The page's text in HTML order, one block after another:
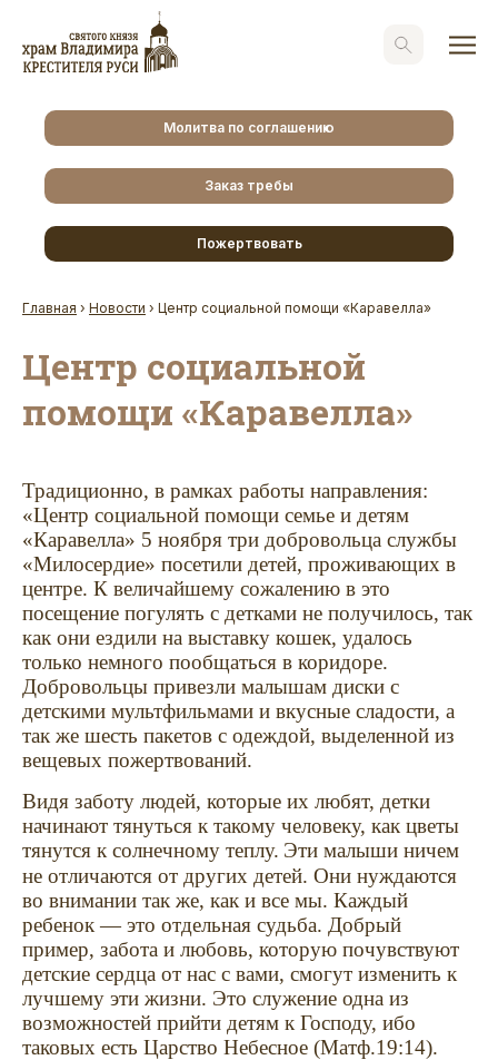
Молитва по соглашению
Заказ требы
Пожертвовать
Главная › Новости › Центр социальной помощи «Каравелла»
Центр социальной
помощи «Каравелла»
Традиционно, в рамках работы направления:
«Центр социальной помощи семье и детям
«Каравелла» 5 ноября три добровольца службы
«Милосердие» посетили детей, проживающих в
центре. К величайшему сожалению в это
посещение погулять с детками не получилось, так
как они ездили на выставку кошек, удалось
только немного пообщаться в коридоре.
Добровольцы привезли малышам диски с
детскими мультфильмами и вкусные сладости, а
так же шесть пакетов с одеждой, выделенной из
вещевых пожертвований.
Видя заботу людей, которые их любят, детки
начинают тянуться к такому человеку, как цветы
тянутся к солнечному теплу. Эти малыши ничем
не отличаются от других детей. Они нуждаются
во внимании так же, как и все мы. Каждый
ребенок — это отдельная судьба. Добрый
пример, забота и любовь, которую почувствуют
детские сердца от нас с вами, смогут изменить к
лучшему эти жизни. Это служение одна из
возможностей прийти детям к Господу, ибо
таковых есть Царство Небесное (Матф.19:14).